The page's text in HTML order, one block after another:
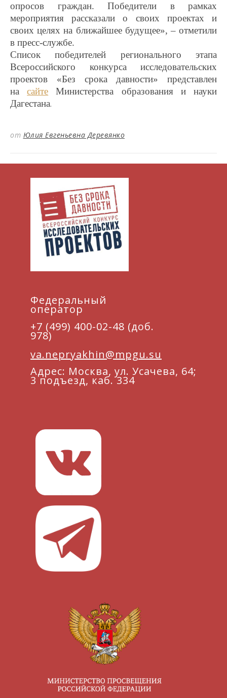
опросов граждан. Победители в рамках
мероприятия рассказали о своих проектах и
своих целях на ближайшее будущее», – отметили
в пресс-службе.
Список победителей регионального этапа
Всероссийского конкурса исследовательских
проектов «Без срока давности» представлен
насайте Министерства образования и науки
Дагестана.
от Юлия Евгеньевна Деревянко
Федеральный
оператор
+7 (499) 400-02-48 (доб.
978)
va.nepryakhin@mpgu.su
Адрес: Москва, ул. Усачева, 64;
3 подъезд, каб. 334